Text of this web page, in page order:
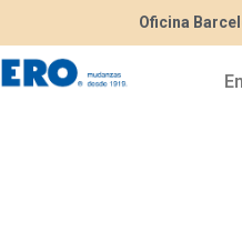
Oficina